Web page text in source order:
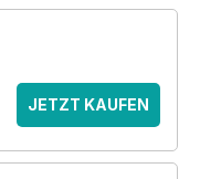
JETZT KAUFEN